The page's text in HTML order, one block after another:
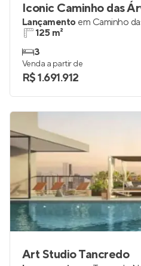
Iconic Caminho das
Lançamento em Caminho
125 m²
3
Venda a partir de
R$ 1.691.912
Art Studio Tancredo